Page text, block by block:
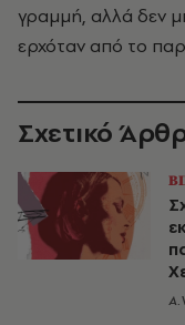
γραμμή, αλλά δεν
ερχόταν από το
Σχετικό